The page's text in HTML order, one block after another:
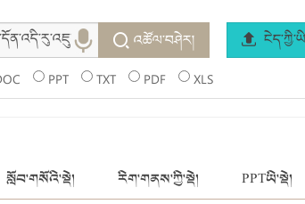
འཚོལ་བཤེར།
PPT TXT PDF XLS
སློབ་གསོའི་སྡེ། རིག་གནས་ཀྱི་སྡེ། PPTཡི་སྡེ།